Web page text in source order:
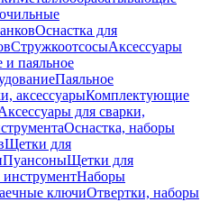
Оснастка для
СтружкоотсосыАксессуары
и паяльное
Паяльное
аксессуарыКомплектующие
для сварки,
Оснастка, наборы
Щетки для
ПуансоныЩетки для
Наборы
ключиОтвертки, наборы